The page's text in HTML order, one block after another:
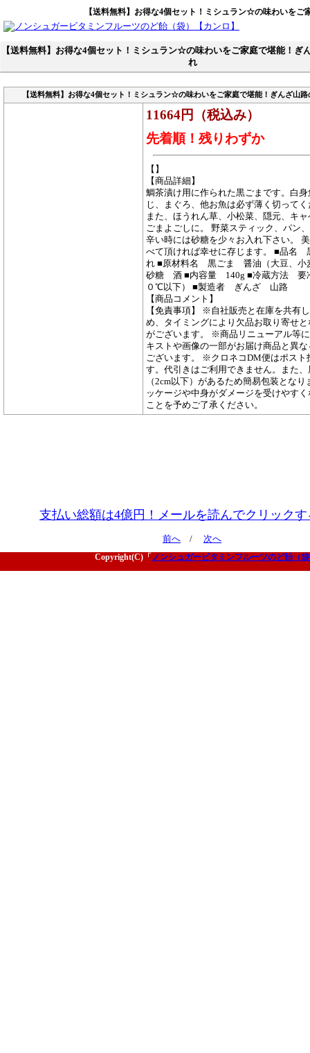
【送料無料】お得な4個セット！ミシュラン☆の味わいをご
【送料無料】お得な4個セット！ミシュラン☆の味わいをご家庭で堪能！ぎ
れ
【送料無料】お得な4個セット！ミシュラン☆の味わいをご家庭で堪能！ぎんざ山路
11664円（税込み）
先着順！残りわずか
【】
【商品詳細】
鯛茶漬け用に作られた黒ごまです。白身
じ、まぐろ、他お魚は必ず薄く切って
また、ほうれん草、小松菜、隠元、キ
ごまよごしに。 野菜スティック、パン
辛い時には砂糖を少々お入れ下さい。
べて頂ければ幸せに存じます。 ■品名
れ ■原材料名 黒ごま 醤油（大豆、小
砂糖 酒 ■内容量 140g ■冷蔵方法 要
０℃以下） ■製造者 ぎんざ 山路
【商品コメント】
【免責事項】 ※自社販売と在庫を共有
め、タイミングにより欠品お取り寄せ
がございます。 ※商品リニューアル等
キストや画像の一部がお届け商品と異
ございます。 ※クロネコDM便はポスト
す。代引きはご利用できません。また
（2cm以下）があるため簡易包装となり
ッケージや中身がダメージを受けやす
ことを予めご了承ください。
支払い総額は4億円！メールを読んでクリック
前へ / 次へ
Copyright(C)「 ノンシュガービタミンフルーツのど飴（